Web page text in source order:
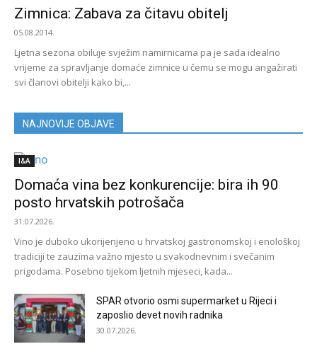
Zimnica: Zabava za čitavu obitelj
05.08.2014.
Ljetna sezona obiluje svježim namirnicama pa je sada idealno
vrijeme za spravljanje domaće zimnice u čemu se mogu angažirati
svi članovi obitelji kako bi,...
NAJNOVIJE OBJAVE
I&A
Domaća vina bez konkurencije: bira ih 90
posto hrvatskih potrošača
31.07.2026.
Vino je duboko ukorijenjeno u hrvatskoj gastronomskoj i enološkoj
tradiciji te zauzima važno mjesto u svakodnevnim i svečanim
prigodama. Posebno tijekom ljetnih mjeseci, kada...
SPAR otvorio osmi supermarket u Rijeci i
zaposlio devet novih radnika
30.07.2026.